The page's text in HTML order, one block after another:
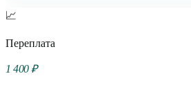
📈
Переплата
1 400 ₽